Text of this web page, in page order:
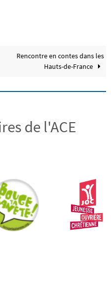
Rencontre en contes dans les
Hauts-de-France
de l'ACE